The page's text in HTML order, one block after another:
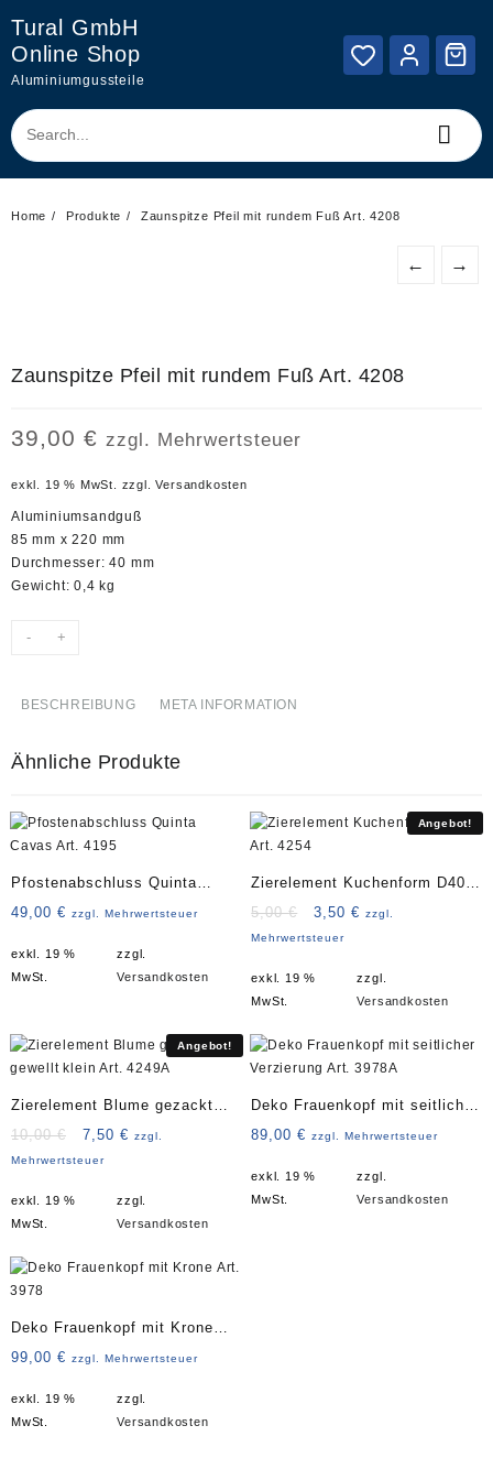
content
Tural GmbH
Online Shop
Aluminiumgussteile
Home Produkte Zaunspitze Pfeil mit rundem Fuß Art. 4208
← →
Zaunspitze Pfeil mit rundem Fuß Art. 4208
39,00 € zzgl. Mehrwertsteuer
exkl. 19 % MwSt. zzgl.Versandkosten
Aluminiumsandguß
85 mm x 220 mm
Durchmesser: 40 mm
Gewicht: 0,4 kg
- +
BESCHREIBUNG META INFORMATION
Ähnliche Produkte
Pfostenabschluss Quinta
Cavas Art. 4195
49,00 € zzgl. Mehrwertsteuer
exkl. 19 %
MwSt.
zzgl.
Versandkosten
Angebot!
Zierelement Kuchenform D40
Art. 4254
5,00€
Ursprünglicher
Preis
5,00 €
3,50€ Aktueller
3,50 €.
zzgl.
Mehrwertsteuer
exkl. 19 %
MwSt.
zzgl.
Versandkosten
Angebot!
Zierelement Blume gezackt
gewellt klein Art. 4249A
10,00€
Ursprünglicher
Preis
10,00 €
7,50 € Aktueller
7,50 €.
zzgl.
Mehrwertsteuer
exkl. 19 %
MwSt.
zzgl.
Versandkosten
Deko Frauenkopf mit seitlicher
Verzierung Art. 3978A
89,00€ zzgl. Mehrwertsteuer
exkl. 19 %
MwSt.
zzgl.
Versandkosten
Deko Frauenkopf mit Krone
Art. 3978
99,00 € zzgl. Mehrwertsteuer
exkl. 19 %
MwSt.
zzgl.
Versandkosten